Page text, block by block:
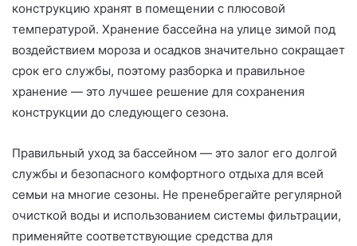
конструкцию хранят в помещении с плюсовой
температурой. Хранение бассейна на улице зимой под
воздействием мороза и осадков значительно сокращает
срок его службы, поэтому разборка и правильное
хранение — это лучшее решение для сохранения
конструкции до следующего сезона.
Правильный уход за бассейном — это залог его долгой
службы и безопасного комфортного отдыха для всей
семьи на многие сезоны. Не пренебрегайте регулярной
очисткой воды и использованием системы фильтрации,
применяйте соответствующие средства для